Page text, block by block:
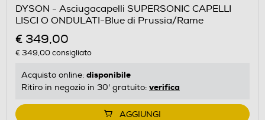
DYSON - Asciugacapelli SUPERSONIC CAPELLI
LISCI O ONDULATI-Blue di Prussia/Rame
€ 349,00
€ 349,00consigliato
Acquisto online: disponibile
Ritiro in negozio in 30' gratuito: verifica
AGGIUNGI